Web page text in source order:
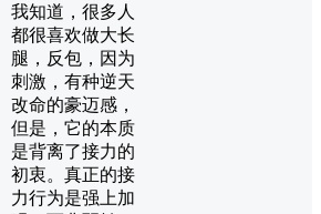
我知道，很多人
都很喜欢做大长
腿，反包，因为
刺激，有种逆天
改命的豪迈感，
但是，它的本质
是背离了接力的
初衷。真正的接
力行为是强上加